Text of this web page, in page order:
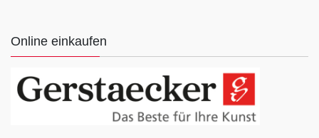
Online einkaufen